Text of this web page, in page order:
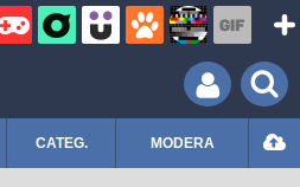
CATEG. MODERA